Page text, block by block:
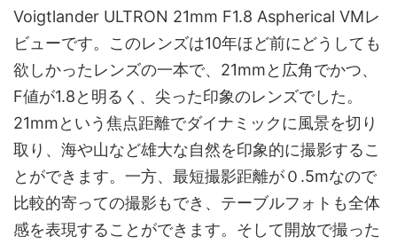
Voigtlander ULTRON 21mm F1.8 Aspherical VMレ
ビューです。このレンズは10年ほど前にどうしても
欲しかったレンズの一本で、21mmと広角でかつ、
F値が1.8と明るく、尖った印象のレンズでした。
21mmという焦点距離でダイナミックに風景を切り
取り、海や山など雄大な自然を印象的に撮影するこ
とができます。一方、最短撮影距離が０.5mなので
比較的寄っての撮影もでき、テーブルフォトも全体
感を表現することができます。そして開放で撮った